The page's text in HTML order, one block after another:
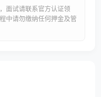
面试请联系官方认证领
中请勿缴纳任何押金及管